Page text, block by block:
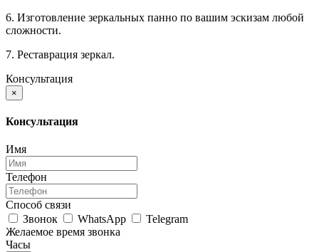
6. Изготовление зеркальных панно по вашим эскизам любой
сложности.
7. Реставрация зеркал.
Консультация
×
Консультация
Имя
Телефон
Способ связи
Звонок
WhatsApp
Telegram
Желаемое время звонка
Часы